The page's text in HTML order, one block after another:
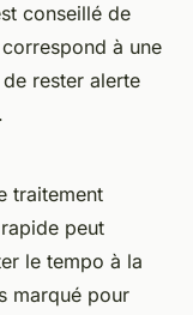
conseillé de
à une
rester alerte
traitement
peut
le tempo à la
marqué pour